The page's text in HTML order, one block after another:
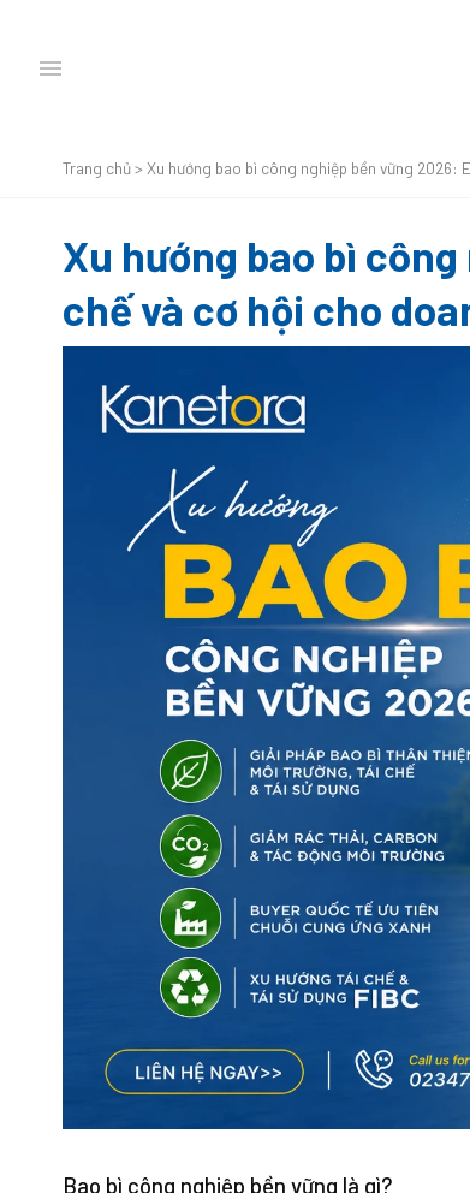
Trang chủ>Xu hướng bao bì công nghiệp bền vững 2026:
Xu hướng bao bì
chế và cơ hội cho
Bao bì công nghiệp bền vững là gì?